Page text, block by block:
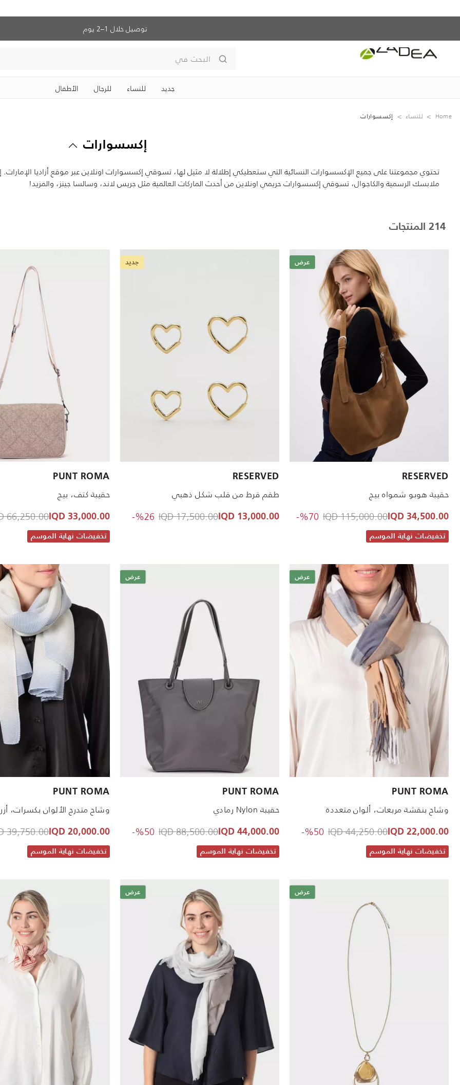
توصيل خلال 1–2 يوم
البحث في
جديد للنساء للرجال الأطفال
Home للنساء إكسسوارات
إكسسوارات
تحتوي مجموعتنا على جميع الإكسسوارات النسائية التي ستعطيكي إطلالة لا مثيل لها، تسوقي إكسسوارات اونلاين عبر موقع أزاديا الإمارات.
ملابسك الرسمية والكاجوال، تسوقي إكسسوارات حريمي اونلاين من أحدث الماركات العالمية مثل جريس لاند، وسالسا جينز، والمزيد!
214 المنتجات
RESERVED
حقيبة هوبو شمواه بيج
34,500.00 IQD
Price reduced from
115,000.00 IQD
to 34,500.00 IQD
%70-
تخفيضات نهاية الموسم
RESERVED
طقم قرط من قلب شكل ذهبي
13,000.00 IQD
Price reduced from
17,500.00 IQD
to 13,000.00 IQD
%26-
PUNT ROMA
حقيبة كتف، بيج
33,000.00 IQD
from
66,250.00 IQD
تخفيضات نهاية الموسم
PUNT ROMA
وشاح بنقشة مربعات، ألوان متعددة
22,000.00 IQD
Price reduced from
44,250.00 IQD
to 22,000.00 IQD
%50-
تخفيضات نهاية الموسم
PUNT ROMA
حقيبة Nylon رمادي
44,000.00 IQD
Price reduced from
88,500.00 IQD
to 44,000.00 IQD
%50-
تخفيضات نهاية الموسم
PUNT ROMA
وشاح متدرج الألوان بكسرات،
20,000.00 IQD
from
39,750.00 IQD
تخفيضات نهاية الموسم